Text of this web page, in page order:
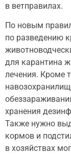
в ветправилах.
По новым
по разведению
для карантина
лечения. Кроме
хранения
Также нужно
кормов и
в хозяйствах